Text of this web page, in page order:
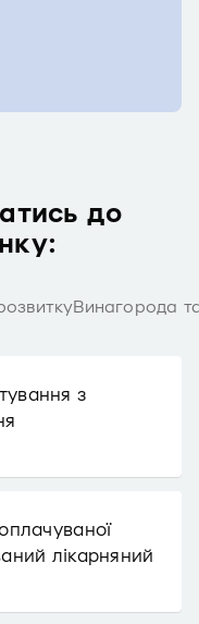
до
Винагорода
з
лікарняний